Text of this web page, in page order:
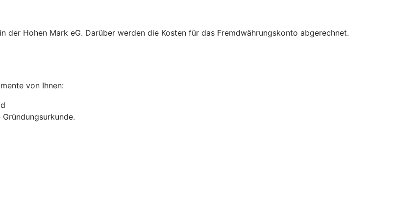
Hohen Mark eG. Darüber werden die Kosten für das Fremdwährungskonto abgerechnet.
von Ihnen: